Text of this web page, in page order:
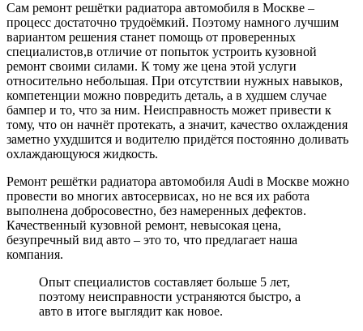
Сам ремонт решётки радиатора автомобиля в Москве –
процесс достаточно трудоёмкий. Поэтому намного лучшим
вариантом решения станет помощь от проверенных
специалистов,в отличие от попыток устроить кузовной
ремонт своими силами. К тому же цена этой услуги
относительно небольшая. При отсутствии нужных навыков,
компетенции можно повредить деталь, а в худшем случае
бампер и то, что за ним. Неисправность может привести к
тому, что он начнёт протекать, а значит, качество охлаждения
заметно ухудшится и водителю придётся постоянно доливать
охлаждающуюся жидкость.
Ремонт решётки радиатора автомобиля Audi в Москве можно
провести во многих автосервисах, но не вся их работа
выполнена добросовестно, без намеренных дефектов.
Качественный кузовной ремонт, невысокая цена,
безупречный вид авто – это то, что предлагает наша
компания.
Опыт специалистов составляет больше 5 лет,
поэтому неисправности устраняются быстро, а
авто в итоге выглядит как новое.